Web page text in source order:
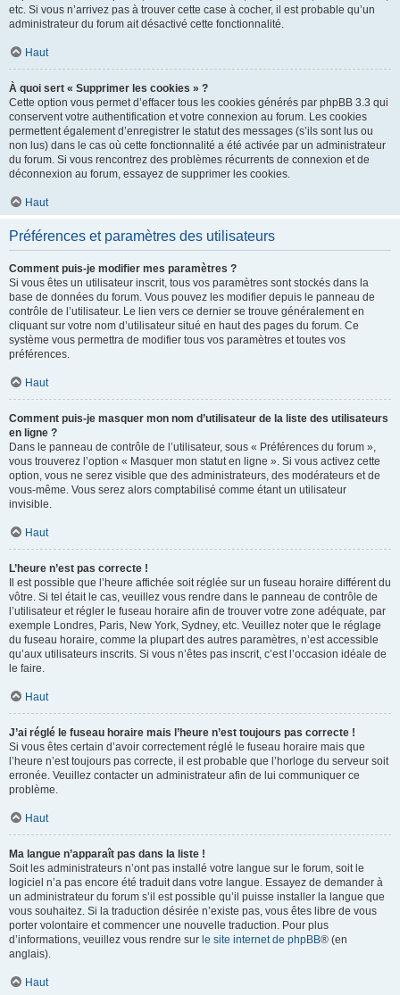
etc. Si vous n’arrivez pas à trouver cette case à cocher, il est probable qu’un
administrateur du forum ait désactivé cette fonctionnalité.
Haut
À quoi sert « Supprimer les cookies » ?
Cette option vous permet d’effacer tous les cookies générés par phpBB 3.3 qui
conservent votre authentification et votre connexion au forum. Les cookies
permettent également d’enregistrer le statut des messages (s’ils sont lus ou
non lus) dans le cas où cette fonctionnalité a été activée par un administrateur
du forum. Si vous rencontrez des problèmes récurrents de connexion et de
déconnexion au forum, essayez de supprimer les cookies.
Haut
Préférences et paramètres des utilisateurs
Comment puis-je modifier mes paramètres ?
Si vous êtes un utilisateur inscrit, tous vos paramètres sont stockés dans la
base de données du forum. Vous pouvez les modifier depuis le panneau de
contrôle de l’utilisateur. Le lien vers ce dernier se trouve généralement en
cliquant sur votre nom d’utilisateur situé en haut des pages du forum. Ce
système vous permettra de modifier tous vos paramètres et toutes vos
préférences.
Haut
Comment puis-je masquer mon nom d’utilisateur de la liste des utilisateurs
en ligne ?
Dans le panneau de contrôle de l’utilisateur, sous « Préférences du forum »,
vous trouverez l’option « Masquer mon statut en ligne ». Si vous activez cette
option, vous ne serez visible que des administrateurs, des modérateurs et de
vous-même. Vous serez alors comptabilisé comme étant un utilisateur
invisible.
Haut
L’heure n’est pas correcte !
Il est possible que l’heure affichée soit réglée sur un fuseau horaire différent du
vôtre. Si tel était le cas, veuillez vous rendre dans le panneau de contrôle de
l’utilisateur et régler le fuseau horaire afin de trouver votre zone adéquate, par
exemple Londres, Paris, New York, Sydney, etc. Veuillez noter que le réglage
du fuseau horaire, comme la plupart des autres paramètres, n’est accessible
qu’aux utilisateurs inscrits. Si vous n’êtes pas inscrit, c’est l’occasion idéale de
le faire.
Haut
J’ai réglé le fuseau horaire mais l’heure n’est toujours pas correcte !
Si vous êtes certain d’avoir correctement réglé le fuseau horaire mais que
l’heure n’est toujours pas correcte, il est probable que l’horloge du serveur soit
erronée. Veuillez contacter un administrateur afin de lui communiquer ce
problème.
Haut
Ma langue n’apparaît pas dans la liste !
Soit les administrateurs n’ont pas installé votre langue sur le forum, soit le
logiciel n’a pas encore été traduit dans votre langue. Essayez de demander à
un administrateur du forum s’il est possible qu’il puisse installer la langue que
vous souhaitez. Si la traduction désirée n’existe pas, vous êtes libre de vous
porter volontaire et commencer une nouvelle traduction. Pour plus
d’informations, veuillez vous rendre sur le site internet de phpBB® (en
anglais).
Haut